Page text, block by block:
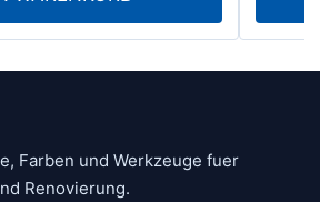
Die
Farben und Werkzeuge fuer
Renovierung.